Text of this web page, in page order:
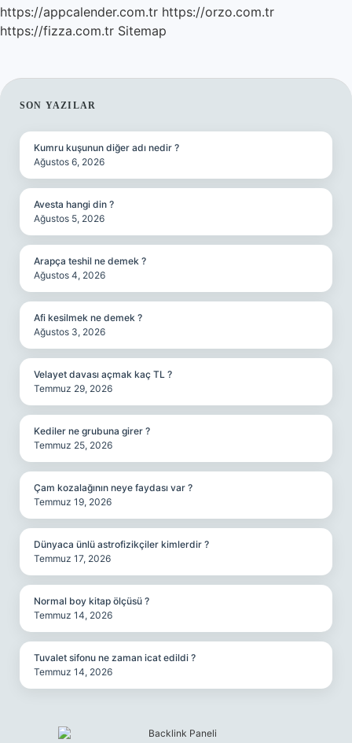
https://appcalender.com.tr https://orzo.com.tr
https://fizza.com.tr Sitemap
SIDEBAR
SON YAZILAR
Kumru kuşunun diğer adı nedir ?
Ağustos 6, 2026
Avesta hangi din ?
Ağustos 5, 2026
Arapça teshil ne demek ?
Ağustos 4, 2026
Afi kesilmek ne demek ?
Ağustos 3, 2026
Velayet davası açmak kaç TL ?
Temmuz 29, 2026
Kediler ne grubuna girer ?
Temmuz 25, 2026
Çam kozalağının neye faydası var ?
Temmuz 19, 2026
Dünyaca ünlü astrofizikçiler kimlerdir ?
Temmuz 17, 2026
Normal boy kitap ölçüsü ?
Temmuz 14, 2026
Tuvalet sifonu ne zaman icat edildi ?
Temmuz 14, 2026